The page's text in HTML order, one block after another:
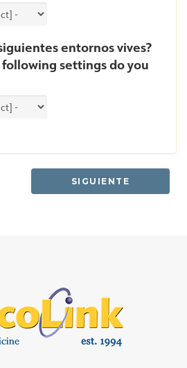
entornos vives?
settings do you
SIGUIENTE